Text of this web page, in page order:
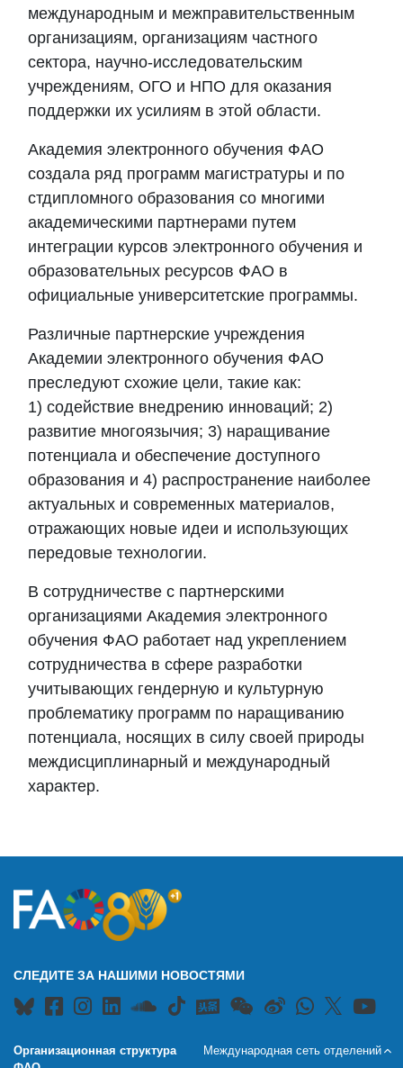
международным и межправительственным
организациям, организациям частного
сектора, научно-исследовательским
учреждениям, ОГО и НПО для оказания
поддержки их усилиям в этой области.
Академия электронного обучения ФАО
создала ряд программ магистратуры и по
стдипломного образования со многими
академическими партнерами путем
интеграции курсов электронного обучения и
образовательных ресурсов ФАО в
официальные университетские программы.
Различные партнерские учреждения
Академии электронного обучения ФАО
преследуют схожие цели, такие как:
1) содействие внедрению инноваций; 2)
развитие многоязычия; 3) наращивание
потенциала и обеспечение доступного
образования и 4) распространение наиболее
актуальных и современных материалов,
отражающих новые идеи и использующих
передовые технологии.
В сотрудничестве с партнерскими
организациями Академия электронного
обучения ФАО работает над укреплением
сотрудничества в сфере разработки
учитывающих гендерную и культурную
проблематику программ по наращиванию
потенциала, носящих в силу своей природы
междисциплинарный и международный
характер.
СЛЕДИТЕ ЗА НАШИМИ НОВОСТЯМИ
Организационная структура
Международная сеть отделений